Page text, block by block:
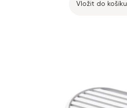
Vložit do košíku